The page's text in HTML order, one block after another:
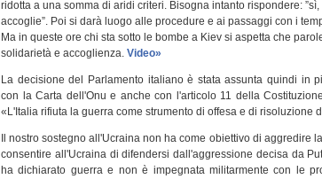
ridotta a una somma di aridi criteri. Bisogna intanto rispondere: ”sì,
accoglie”. Poi si darà luogo alle procedure e ai passaggi con i
Ma in queste ore chi sta sotto le bombe a Kiev si aspetta che
solidarietà e accoglienza. Video»
La decisione del Parlamento italiano è stata assunta quindi in
con la Carta dell'Onu e anche con l'articolo 11 della
«L'Italia rifiuta la guerra come strumento di offesa e di risoluzione
Il nostro sostegno all'Ucraina non ha come obiettivo di aggredire
consentire all'Ucraina di difendersi dall'aggressione decisa da
ha dichiarato guerra e non è impegnata militarmente con le